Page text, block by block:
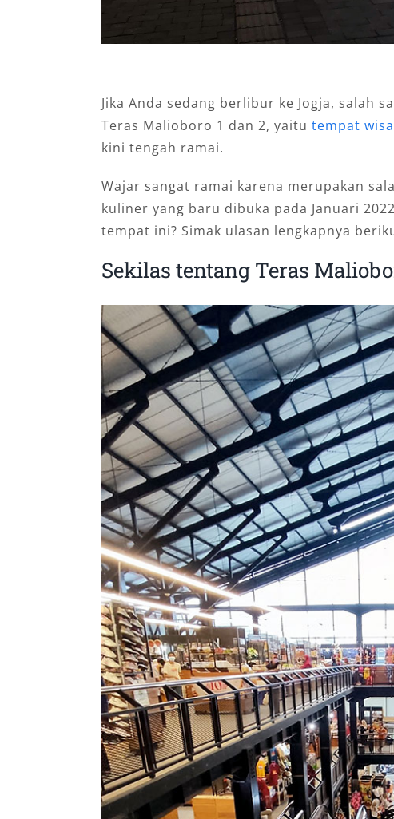
Jika Anda sedang berlibur ke Jogja, salah
Teras Malioboro 1 dan 2, yaitu tempat
kini tengah ramai.
Wajar sangat ramai karena merupakan
kuliner yang baru dibuka pada Januari
tempat ini? Simak ulasan lengkapnya
Sekilas tentang Teras